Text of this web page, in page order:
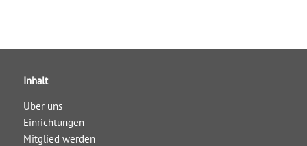
Inhalt
Über uns
Einrichtungen
Mitglied werden